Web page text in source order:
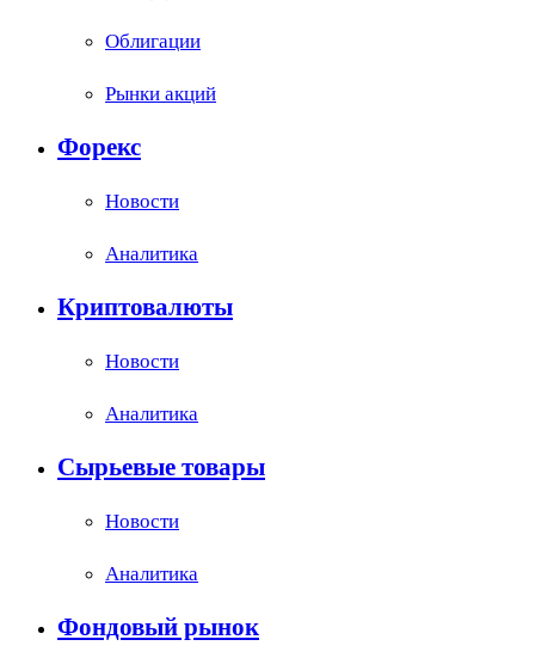
Облигации
Рынки акций
Форекс
Новости
Аналитика
Криптовалюты
Новости
Аналитика
Сырьевые товары
Новости
Аналитика
Фондовый рынок